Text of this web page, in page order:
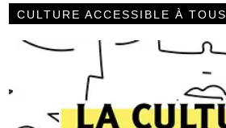
CULTURE ACCESSIBLE À TOUS